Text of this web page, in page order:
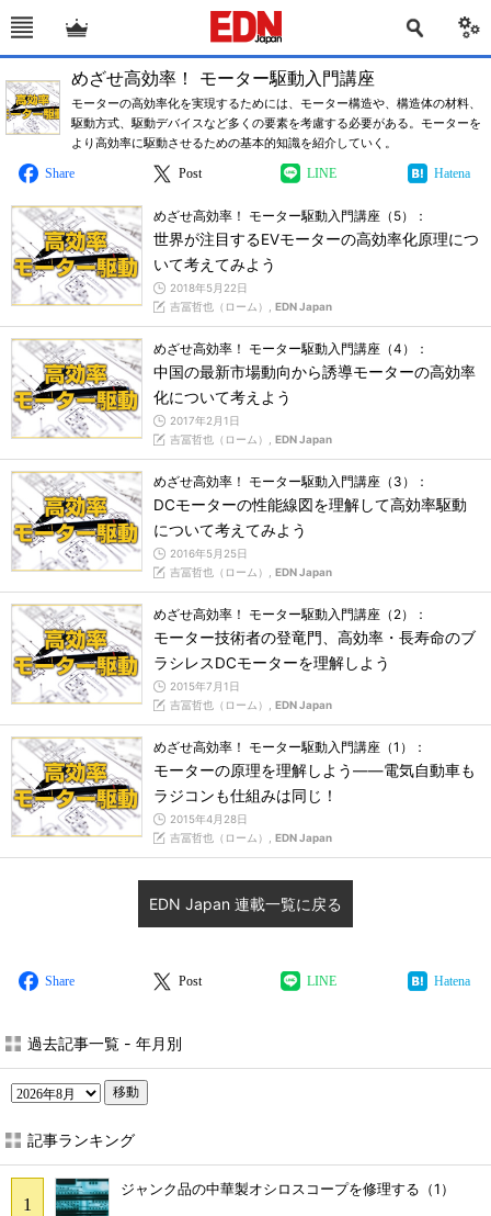
めざせ高効率！ モーター駆動入門講座
モーターの高効率化を実現するためには、モーター構造や、構造体の材料、
駆動方式、駆動デバイスなど多くの要素を考慮する必要がある。モーターを
より高効率に駆動させるための基本的知識を紹介していく。
Share
Post LINE Hatena
めざせ高効率！ モーター駆動入門講座（5）：
世界が注目するEVモーターの高効率化原理につ
いて考えてみよう
2018年5月22日
吉冨哲也（ローム）, EDN Japan
めざせ高効率！ モーター駆動入門講座（4）：
中国の最新市場動向から誘導モーターの高効率
化について考えよう
2017年2月1日
吉冨哲也（ローム）, EDN Japan
めざせ高効率！ モーター駆動入門講座（3）：
DCモーターの性能線図を理解して高効率駆動
について考えてみよう
2016年5月25日
吉冨哲也（ローム）, EDN Japan
めざせ高効率！ モーター駆動入門講座（2）：
モーター技術者の登竜門、高効率・長寿命のブ
ラシレスDCモーターを理解しよう
2015年7月1日
吉冨哲也（ローム）, EDN Japan
めざせ高効率！ モーター駆動入門講座（1）：
モーターの原理を理解しよう――電気自動車も
ラジコンも仕組みは同じ！
2015年4月28日
吉冨哲也（ローム）, EDN Japan
EDN Japan 連載一覧に戻る
Share Post LINE Hatena
過去記事一覧 - 年月別
移動
記事ランキング
ジャンク品の中華製オシロスコープを修理する（1）